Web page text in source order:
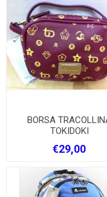
BORSA
TOKIDOKI
€29,00